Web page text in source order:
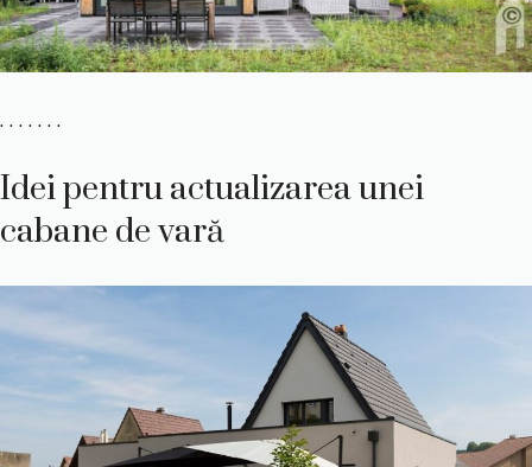
. . . . . . .
Idei pentru actualizarea unei
cabane de vară